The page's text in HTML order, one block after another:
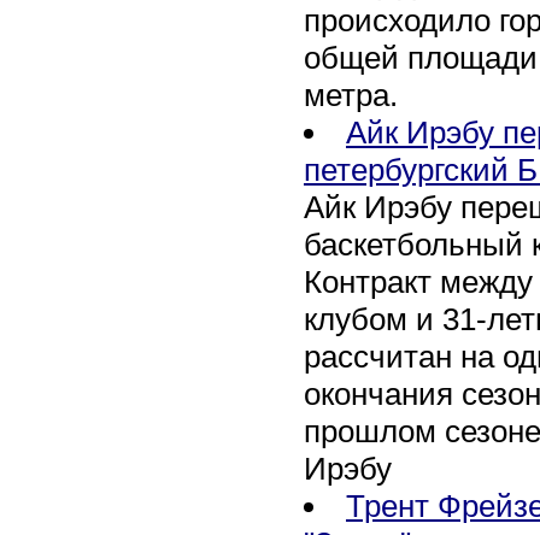
происходило
общей площади
метра.
Айк Ирэбу
петербургский
Айк Ирэбу
баскетбольный
Контракт между
клубом и 31-
рассчитан на
окончания
прошлом
Ирэбу
Трент